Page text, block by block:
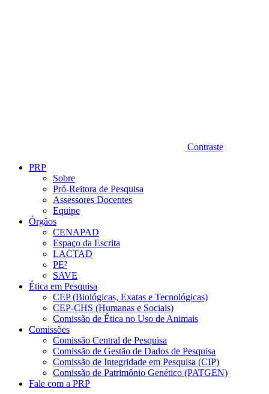
Contraste
PRP
Sobre
Pró-Reitora de Pesquisa
Assessores Docentes
Equipe
Órgãos
CENAPAD
Espaço da Escrita
LACTAD
PE²
SAVE
Ética em Pesquisa
CEP (Biológicas, Exatas e Tecnológicas)
CEP-CHS (Humanas e Sociais)
Comissão de Ética no Uso de Animais
Comissões
Comissão Central de Pesquisa
Comissão de Gestão de Dados de Pesquisa
Comissão de Integridade em Pesquisa (CIP)
Comissão de Patrimônio Genético (PATGEN)
Fale com a PRP